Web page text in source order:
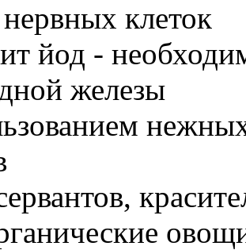
клеток
йод -
железы